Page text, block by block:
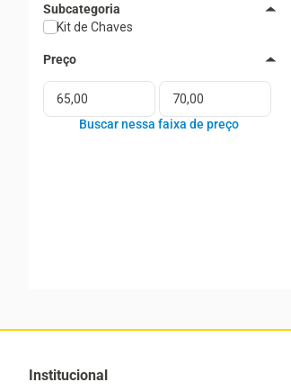
Subcategoria
Kit de Chaves
Institucional